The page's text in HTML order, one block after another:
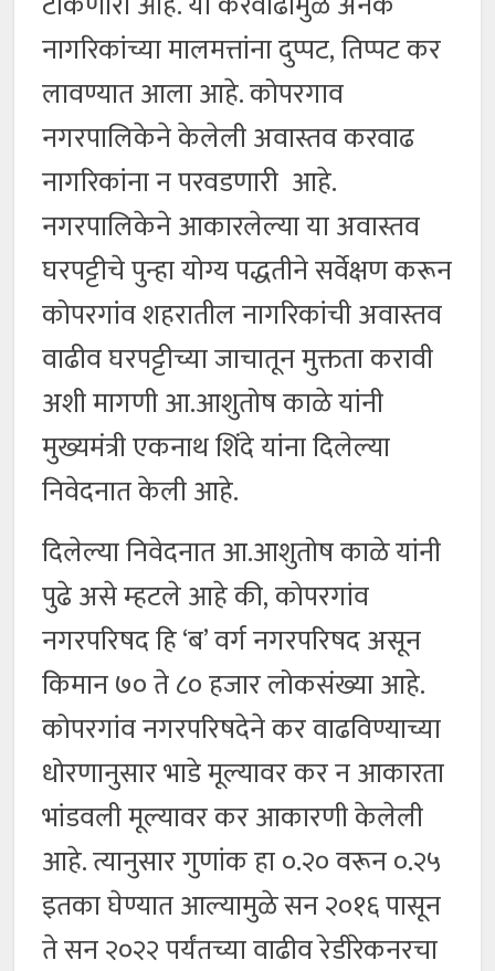
नागरिकांच्या मालमत्तांना दुप्पट, तिप्पट कर
लावण्यात आला आहे. कोपरगाव
नगरपालिकेने केलेली अवास्तव करवाढ
नागरिकांना न परवडणारी आहे.
नगरपालिकेने आकारलेल्या या अवास्तव
घरपट्टीचे पुन्हा योग्य पद्धतीने सर्वेक्षण करून
कोपरगांव शहरातील नागरिकांची अवास्तव
वाढीव घरपट्टीच्या जाचातून मुक्तता करावी
अशी मागणी आ.आशुतोष काळे यांनी
मुख्यमंत्री एकनाथ शिंदे यांना दिलेल्या
निवेदनात केली आहे.
दिलेल्या निवेदनात आ.आशुतोष काळे यांनी
पुढे असे म्हटले आहे की, कोपरगांव
नगरपरिषद हि ‘ब’ वर्ग नगरपरिषद असून
किमान ७० ते ८० हजार लोकसंख्या आहे.
कोपरगांव नगरपरिषदेने कर वाढविण्याच्या
धोरणानुसार भाडे मूल्यावर कर न आकारता
भांडवली मूल्यावर कर आकारणी केलेली
आहे. त्यानुसार गुणांक हा ०.२० वरून ०.२५
इतका घेण्यात आल्यामुळे सन २०१६ पासून
ते सन २०२२ पर्यंतच्या वाढीव रेडीरेकनरचा